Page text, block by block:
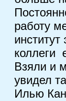
работу
коллеги
Взяли и
увидел
Илью